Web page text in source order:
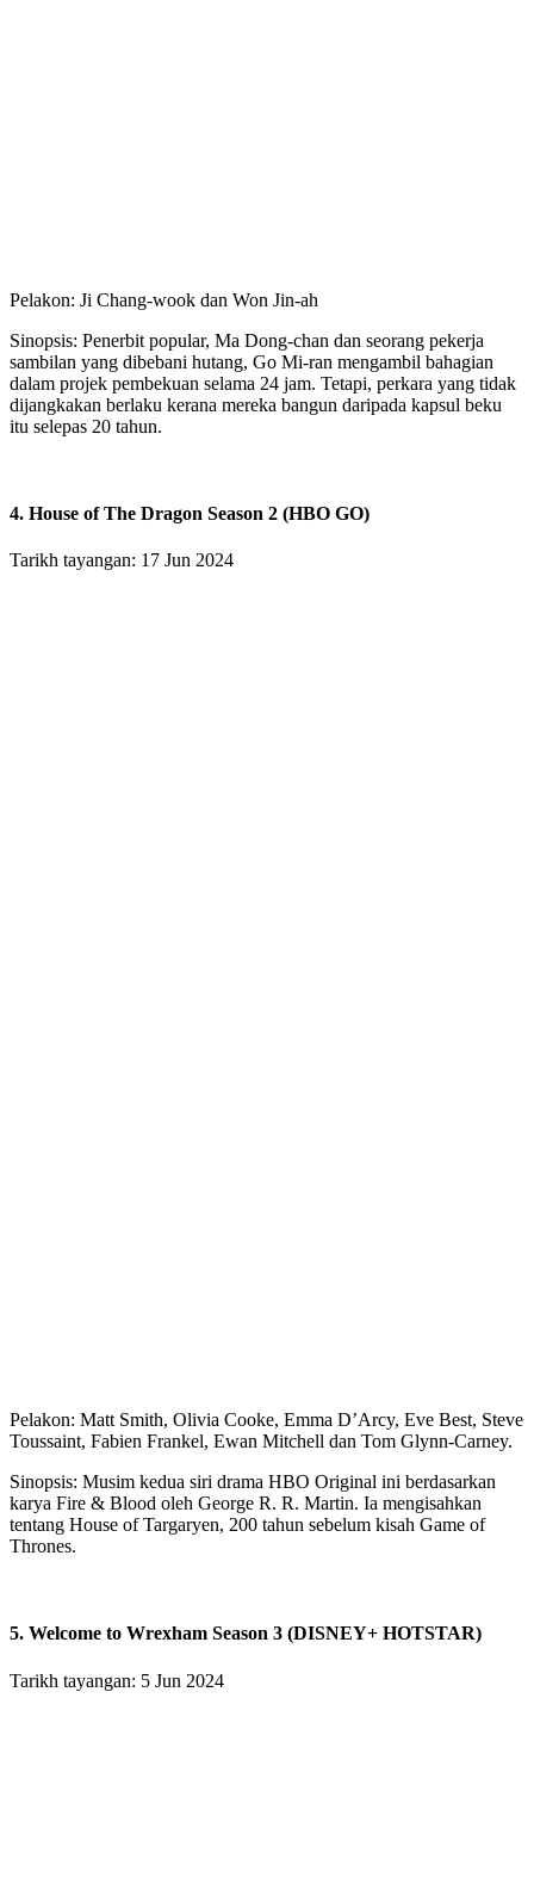
Pelakon: Ji Chang-wook dan Won Jin-ah
Sinopsis: Penerbit popular, Ma Dong-chan dan seorang pekerja
sambilan yang dibebani hutang, Go Mi-ran mengambil bahagian
dalam projek pembekuan selama 24 jam. Tetapi, perkara yang tidak
dijangkakan berlaku kerana mereka bangun daripada kapsul beku
itu selepas 20 tahun.
4. House of The Dragon Season 2 (HBO GO)
Tarikh tayangan: 17 Jun 2024
Pelakon: Matt Smith, Olivia Cooke, Emma D’Arcy, Eve Best, Steve
Toussaint, Fabien Frankel, Ewan Mitchell dan Tom Glynn-Carney.
Sinopsis: Musim kedua siri drama HBO Original ini berdasarkan
karya Fire & Blood oleh George R. R. Martin. Ia mengisahkan
tentang House of Targaryen, 200 tahun sebelum kisah Game of
Thrones.
5. Welcome to Wrexham Season 3 (DISNEY+ HOTSTAR)
Tarikh tayangan: 5 Jun 2024